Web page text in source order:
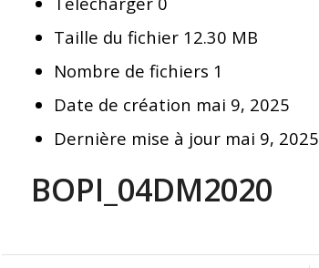
Taille du fichier 12.30 MB
Nombre de fichiers 1
Date de création mai 9, 2025
Dernière mise à jour mai 9, 2025
BOPI_04DM2020